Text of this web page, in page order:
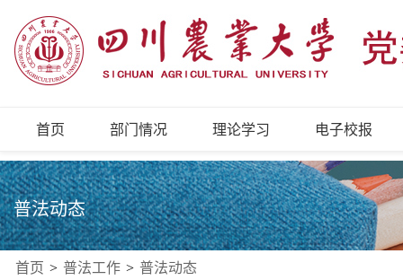
首页 部门情况 理论学习 电子校报
普法动态
首页 > 普法工作 > 普法动态